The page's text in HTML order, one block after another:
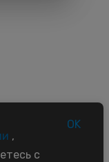
,
с
OK